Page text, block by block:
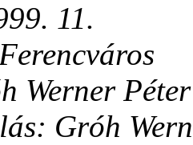
11.
Werner Péter
Gróh